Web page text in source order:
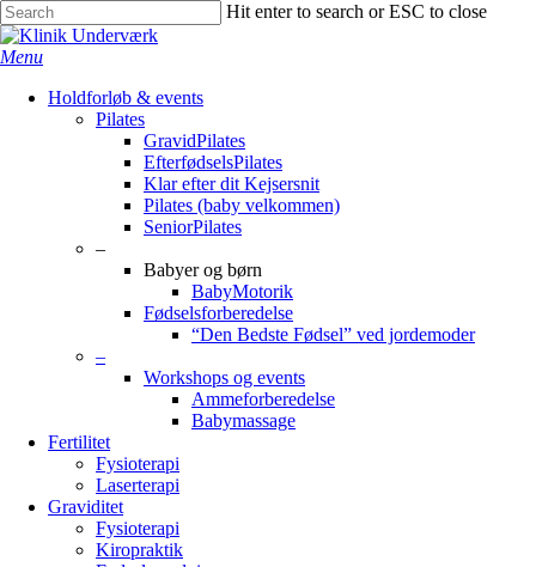
Skip
to
main
Hit enter to search or ESC to close
Close
Search
search
Menu
Holdforløb & events
Pilates
GravidPilates
EfterfødselsPilates
Klar efter dit Kejsersnit
Pilates (baby velkommen)
SeniorPilates
–
Babyer og børn
BabyMotorik
Fødselsforberedelse
“Den Bedste Fødsel” ved jordemoder
–
Workshops og events
Ammeforberedelse
Babymassage
Fertilitet
Fysioterapi
Laserterapi
Graviditet
Fysioterapi
Kiropraktik